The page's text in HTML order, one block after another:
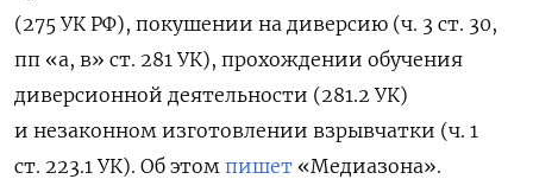
(275 УК РФ), покушении на диверсию (ч. 3 ст. 30,
пп «а, в» ст. 281 УК), прохождении обучения
диверсионной деятельности (281.2 УК)
и незаконном изготовлении взрывчатки (ч. 1
ст. 223.1 УК). Об этом пишет «Медиазона».